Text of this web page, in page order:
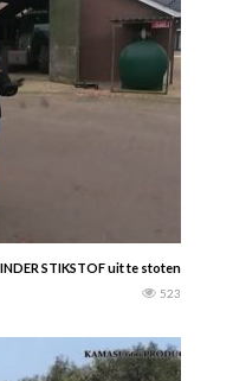
STIKSTOF uit te stoten. Hij
523